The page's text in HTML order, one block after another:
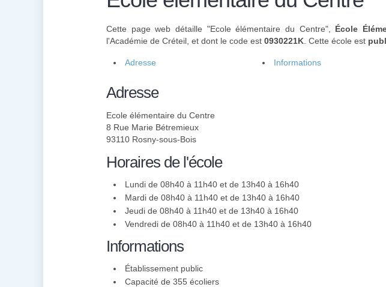
Cette page web détaille "Ecole élémentaire du Centre", École
l'Académie de Créteil, et dont le code est 0930221K . Cette école est
Adresse Informations
Adresse
Ecole élémentaire du Centre
8 Rue Marie Bétremieux
93110 Rosny-sous-Bois
Horaires de l'école
Lundi de 08h40 à 11h40 et de 13h40 à 16h40
Mardi de 08h40 à 11h40 et de 13h40 à 16h40
Jeudi de 08h40 à 11h40 et de 13h40 à 16h40
Vendredi de 08h40 à 11h40 et de 13h40 à 16h40
Informations
Établissement public
Capacité de 355 écoliers